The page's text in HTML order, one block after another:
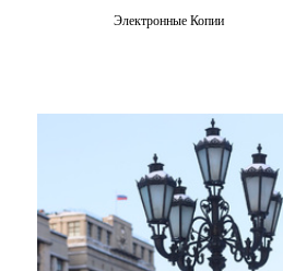
Электронные Копии